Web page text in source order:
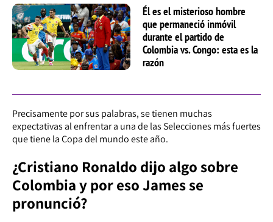
Él es el misterioso hombre
que permaneció inmóvil
durante el partido de
Colombia vs. Congo: esta es la
razón
Precisamente por sus palabras, se tienen muchas
expectativas al enfrentar a una de las Selecciones más fuertes
que tiene la Copa del mundo este año.
¿Cristiano Ronaldo dijo algo sobre
Colombia y por eso James se
pronunció?